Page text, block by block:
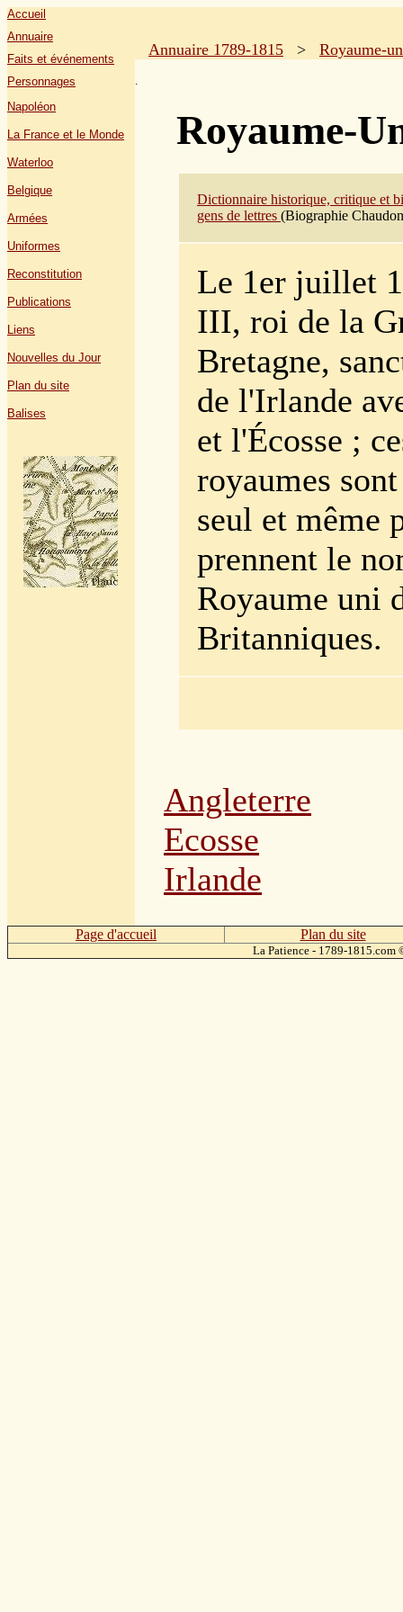
Accueil
Annuaire
Faits et événements
Personnages
Napoléon
La France et le Monde
Waterloo
Belgique
Armées
Uniformes
Reconstitution
Publications
Liens
Nouvelles du Jour
Plan du site
Balises
Annuaire 1789-1815 > Royaume-
.
Royaume-
Dictionnaire historique, critique et
gens de lettres (Biographie
Le 1er juillet
III, roi de la
Bretagne,
de l'Irlande
et l'Écosse ;
royaumes
seul et même
prennent le
Royaume uni
Britanniques.
Angleterre
Ecosse
Irlande
Page d'accueil Plan du site
La Patience - 1789-1815.com